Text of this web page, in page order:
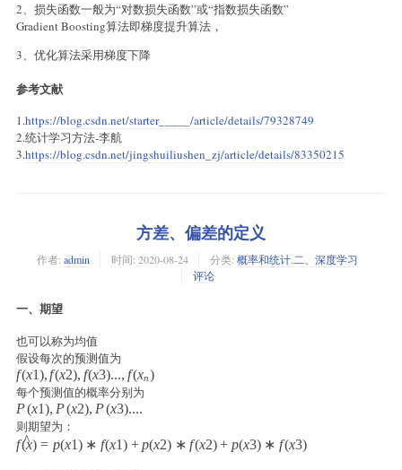
2、损失函数一般为“对数损失函数”或“指数损失函数”
Gradient Boosting算法即梯度提升算法，
3、优化算法采用梯度下降
参考文献
1.https://blog.csdn.net/starter_____/article/details/79328749
2.统计学习方法-李航
3.https://blog.csdn.net/jingshuiliushen_zj/article/details/83350215
方差、偏差的定义
作者: admin 时间: 2020-08-24 分类: 概率和统计 二、深度学习
评论
一、期望
也可以称为均值
假设每次的预测值为
f(x1),f(x2),f(x3)...,f(x_n)
f(x1), f(x2), f(x3)..., f(xn)
每个预测值的概率分别为
P(x1),P(x2),P(x3)....
P(x1), P(x2), P(x3)....
则期望为：
\hat{f(x)}=p(x1)*f(x1) + p(x2)*f(x2) + p(x3)*f(x3)
f(x)
^ = p(x1) ∗ f(x1) + p(x2) ∗ f(x2) + p(x3) ∗ f(x3)